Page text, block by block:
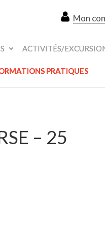
Mon
ACTIVITÉS/
PRATIQUES
– 25